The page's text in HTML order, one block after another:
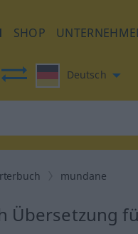
SHOP
Deutsch
mundane
Übersetzung